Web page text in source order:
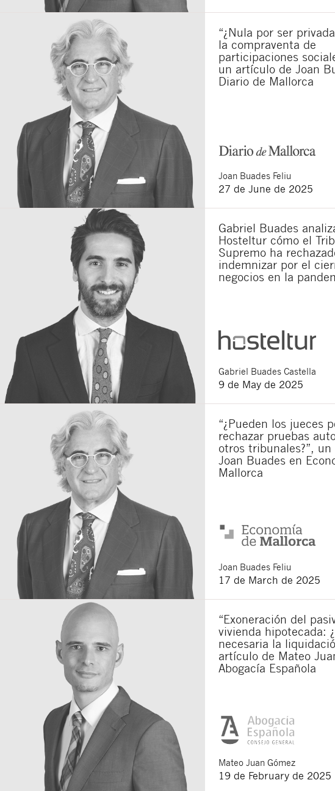
“¿Nula por ser
la compraventa de
participaciones
un artículo de Joan
Diario de Mallorca
Joan Buades Feliu
27 de June de 2025
Gabriel Buades
Hosteltur cómo el
Supremo ha
indemnizar por el
negocios en la
Gabriel Buades Castella
9 de May de 2025
“¿Pueden los jueces
rechazar pruebas
otros tribunales?”,
Joan Buades en
Mallorca
Joan Buades Feliu
17 de March de 2025
“Exoneración del
vivienda hipotecada:
necesaria la
artículo de Mateo
Abogacía Española
Mateo Juan Gómez
19 de February de 2025
I agree to receive
I accept thelegal conditions
By clicking the submit button you declare
Legal S.L. The purpose is the attention to
rights as explained in the privacy policy of